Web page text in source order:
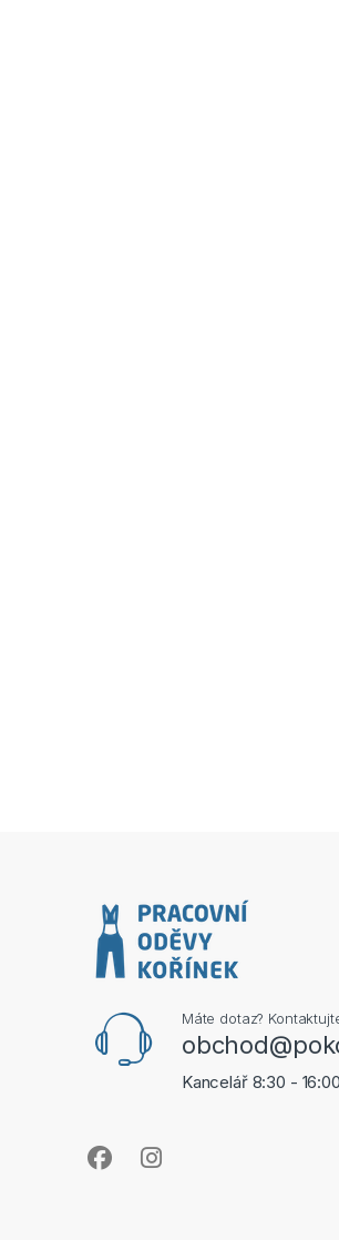
Máte dotaz?
Kancelář 8:30 - 16:00